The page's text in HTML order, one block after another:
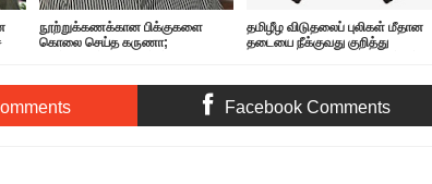
நூற்றுக்கணக்கான பிக்குகளை
கொலை செய்த கருணா;
தமிழீழ விடுதலைப் புலிகள் மீதான
தடையை நீக்குவது குறித்து
Facebook Comments